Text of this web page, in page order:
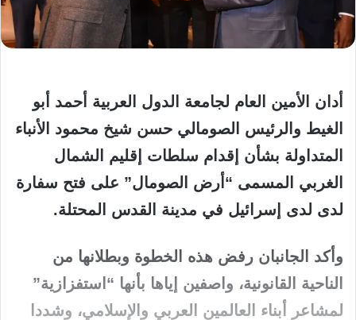
أدان الأمين العام لجامعة الدول العربية أحمد أبو
الغيط والرئيس الصومالي حسن شيخ محمود الأنباء
المتداولة بشأن إقدام سلطات إقليم الشمال
الغربي المسمى “أرض الصومال” على فتح سفارة
لدى لدى إسرائيل في مدينة القدس المحتلة.
وأكد الجانبان رفض هذه الخطوة وبطلانها من
الناحية القانونية، واصفين إياها بأنها “استفزازية”
لمشاعر أبناء العالمين العربي والإسلامي، وشددا